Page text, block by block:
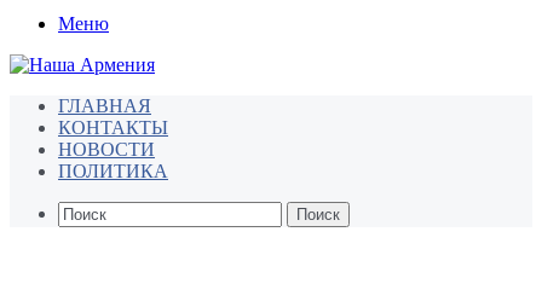
Меню
ГЛАВНАЯ
КОНТАКТЫ
НОВОСТИ
ПОЛИТИКА
Поиск